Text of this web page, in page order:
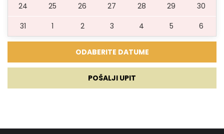
24
25 26 27 28 29
30
31
1 2 3 4 5 6
POŠALJI UPIT